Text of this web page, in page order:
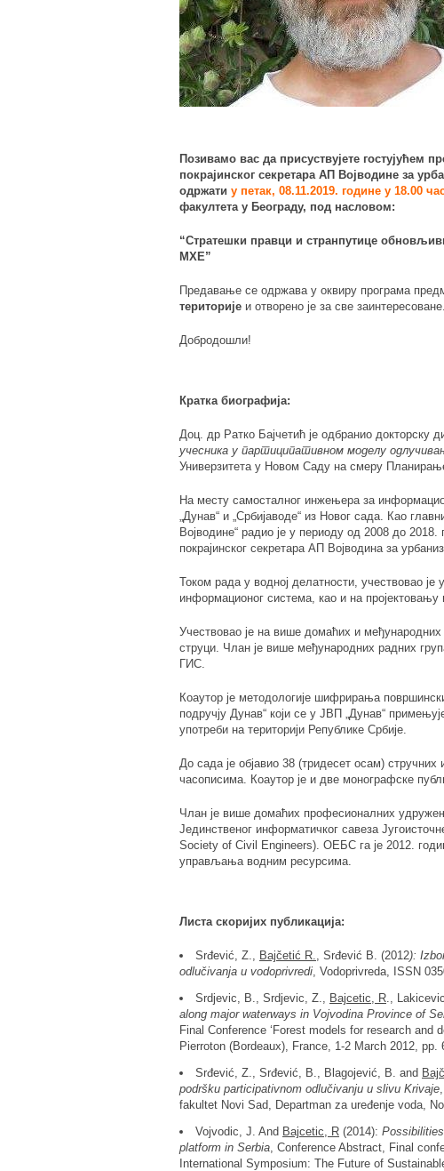
Позивамо вас да присуствујете гостујућем
покрајинског секретара АП Војводине за
одржати у петак, 08.11.2019. године у 18.00
факултета у Београду, под насловом:
“Стратешки правци и странпутице обнов
МХЕ”
Предавање се одржава у оквиру програма
територије и отворено је за све заинтересоване.
Добродошли!
Кратка биографија:
Доц. др Ратко Бајчетић је одбранио докторску
учесника у партиципативном моделу
Универзитета у Новом Саду на смеру
На месту самосталног инжењера за
„Дунав“ и „Србијаводе“ из Новог сада. Као
Војводине“ радио је у периоду од 2008 до
покрајинског секретара АП Војводина за
Током рада у водној делатности, учествовао је
информационог система, као и на
Учествовао је на више домаћих и међународних
струци. Члан је више међународних радних
ГИС.
Коаутор је методологије шифрирања
подручју Дунав“ који се у ЈВП „Дунав“
употреби на територији Републике Србије.
До сада је објавио 38 (тридесет осам)
часописима. Коаутор је и две монографске
Члан је више домаћих професионалних
Јединственог информатичког савеза
Society of Civil Engineers). ОЕБС га је 2012.
управљања водним ресурсима.
Листа скоријих публикација:
Srđević, Z., Bajčetić R., Srđević B. (2012):
odlučivanja u vodoprivredi, Vodoprivreda, ISSN
Srdjevic, B., Srdjevic, Z., Bajcetic, R.,
along major waterways in Vojvodina Province of
Final Conference ‘Forest models for research and
Pierroton (Bordeaux), France, 1-2 March 2012, pp.
Srđević, Z., Srđević, B., Blagojević, B. and
podršku participativnom odlučivanju u slivu Krivaje
fakultet Novi Sad, Departman za uređenje voda,
Vojvodic, J. And Bajcetic, R (2014):
platform in Serbia, Conference Abstract, Final
International Symposium: The Future of